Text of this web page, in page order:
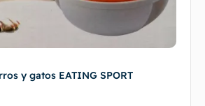
y gatos EATING SPORT